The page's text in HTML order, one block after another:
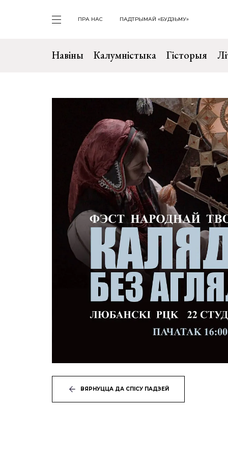
ПРА НАС ПАДТРЫМАЙ «БУДЗЬМУ»
Навіны Калумністыка Гісторыя
ВЯРНУЦЦА ДА СПІСУ ПАДЗЕЙ